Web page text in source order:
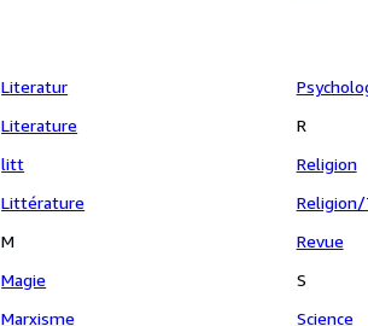
Literatur
Literature
litt
Littérature
M
Magie
Marxisme
R
Religion
Revue
S
Science